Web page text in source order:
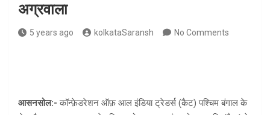
अग्रवाला
5 years ago kolkataSaransh No Comments
आसनसोल:- कॉन्फ़ेडरेशन ऑफ़ आल इंडिया ट्रेडर्स (कैट) पश्चिम बंगाल के